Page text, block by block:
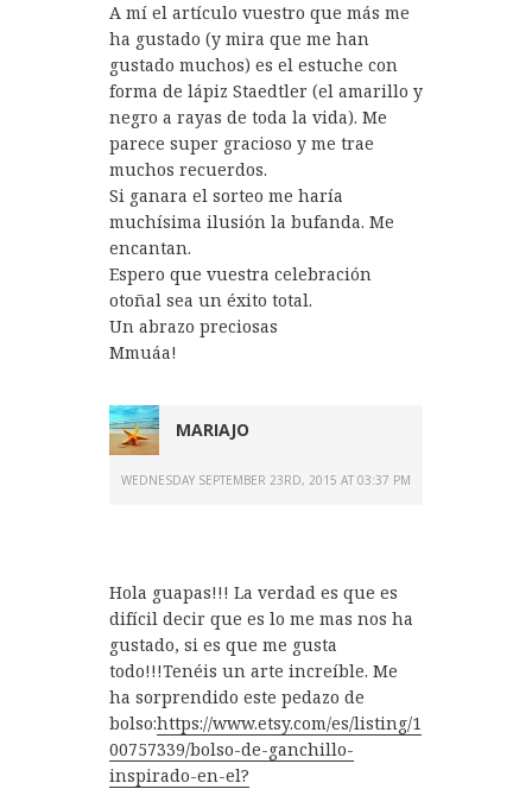
A mí el artículo vuestro que más me
ha gustado (y mira que me han
gustado muchos) es el estuche con
forma de lápiz Staedtler (el amarillo y
negro a rayas de toda la vida). Me
parece super gracioso y me trae
muchos recuerdos.
Si ganara el sorteo me haría
muchísima ilusión la bufanda. Me
encantan.
Espero que vuestra celebración
otoñal sea un éxito total.
Un abrazo preciosas
Mmuáa!
MARIAJO
WEDNESDAY SEPTEMBER 23RD, 2015 AT 03:37 PM
Hola guapas!!! La verdad es que es
difícil decir que es lo me mas nos ha
gustado, si es que me gusta
todo!!!Tenéis un arte increíble. Me
ha sorprendido este pedazo de
bolso:https://www.etsy.com/es/listing/1
00757339/bolso-de-ganchillo-
inspirado-en-el?